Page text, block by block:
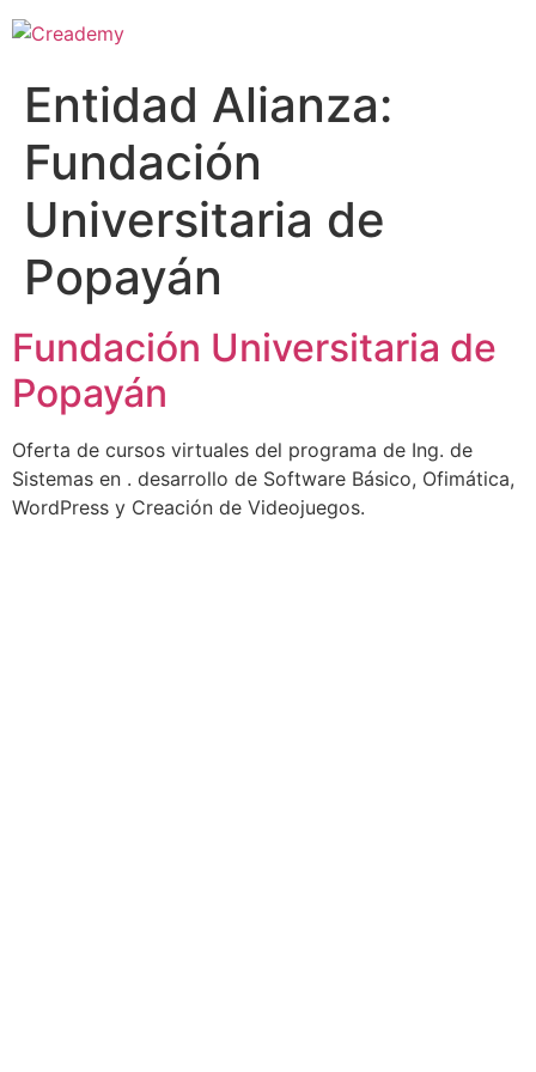
Entidad Alianza:
Fundación
Universitaria de
Popayán
Fundación Universitaria de
Popayán
Oferta de cursos virtuales del programa de Ing. de
Sistemas en . desarrollo de Software Básico, Ofimática,
WordPress y Creación de Videojuegos.